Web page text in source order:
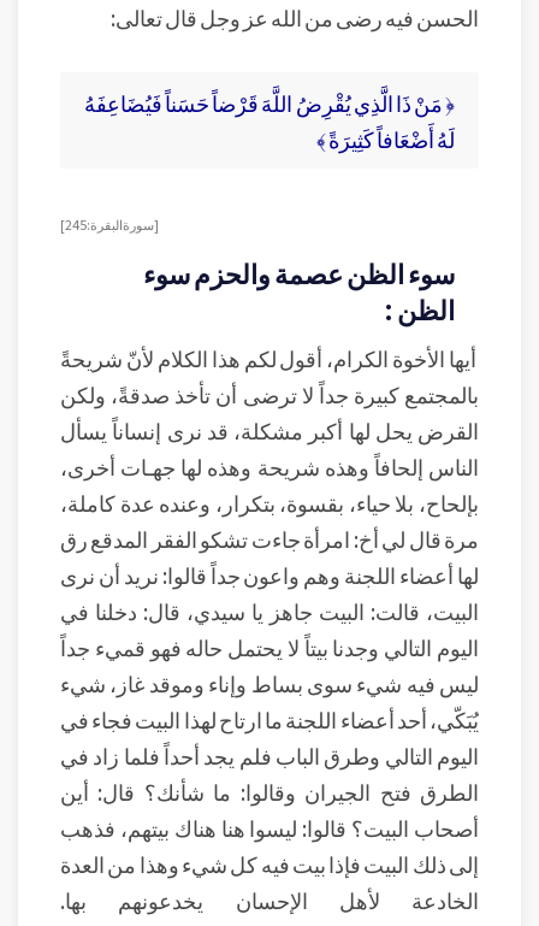
الحسن فيه رضى من الله عز وجل قال تعالى:
﴿ مَنْ ذَا الَّذِي يُقْرِضُ اللَّهَ قَرْضاً حَسَناً فَيُضَاعِفَهُ
لَهُ أَضْعَافاً كَثِيرَةً ﴾
[ سورة البقرة: 245 ]
سوء الظن عصمة والحزم سوء
الظن :
أيها الأخوة الكرام، أقول لكم هذا الكلام لأنّ شريحةً
بالمجتمع كبيرة جداً لا ترضى أن تأخذ صدقةً، ولكن
القرض يحل لها أكبر مشكلة، قد نرى إنساناً يسأل
الناس إلحافاً وهذه شريحة وهذه لها جهـات أخرى،
بإلحاح، بلا حياء، بقسوة، بتكرار، وعنده عدة كاملة،
مرة قال لي أخ: امرأة جاءت تشكو الفقر المدقع رق
لها أعضاء اللجنة وهم واعون جداً قالوا: نريد أن نرى
البيت، قالت: البيت جاهز يا سيدي، قال: دخلنا في
اليوم التالي وجدنا بيتاً لا يحتمل حاله فهو قميء جداً
ليس فيه شيء سوى بساط وإناء وموقد غاز، شيء
يُبَكّي، أحد أعضاء اللجنة ما ارتاح لهذا البيت فجاء في
اليوم التالي وطرق الباب فلم يجد أحداً فلما زاد في
الطرق فتح الجيران وقالوا: ما شأنك؟ قال: أين
أصحاب البيت؟ قالوا: ليسوا هنا هناك بيتهم، فذهب
إلى ذلك البيت فإذا بيت فيه كل شيء وهذا من العدة
الخادعة لأهل الإحسان يخدعونهم بها.